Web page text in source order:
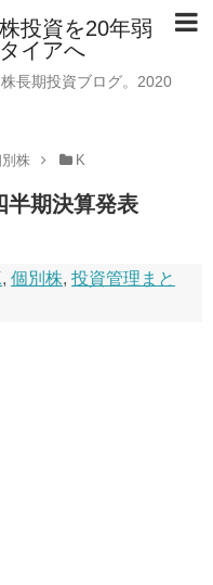
投資を20年弱
イアへ
長期投資ブログ。2020
株 K
半期決算発表
,個別株,投資管理まと